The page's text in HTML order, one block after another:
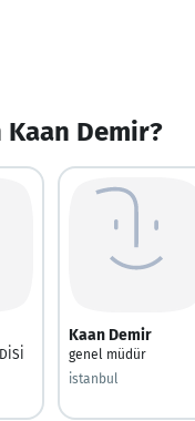
Demir?
Kaan Demir
genel müdür
istanbul